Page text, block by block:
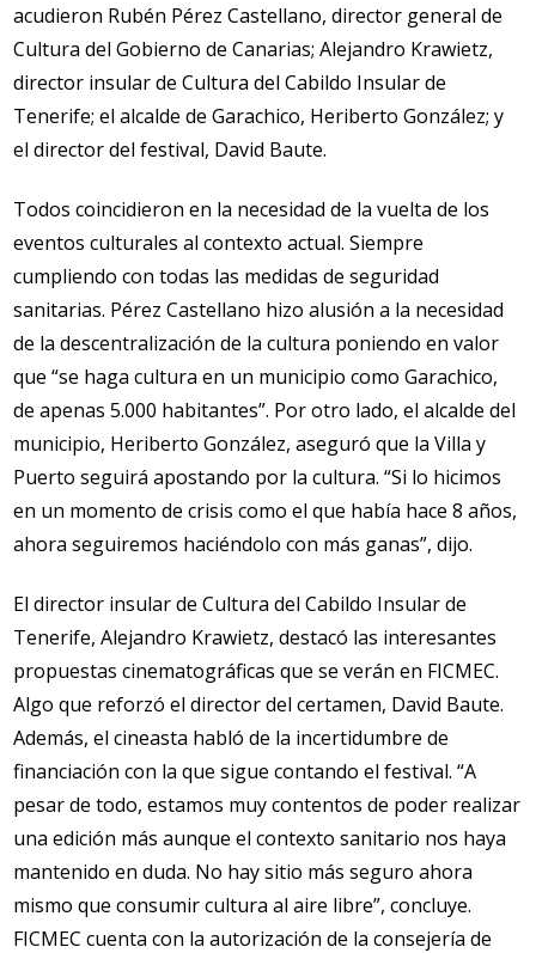
acudieron Rubén Pérez Castellano, director general de
Cultura del Gobierno de Canarias; Alejandro Krawietz,
director insular de Cultura del Cabildo Insular de
Tenerife; el alcalde de Garachico, Heriberto González; y
el director del festival, David Baute.
Todos coincidieron en la necesidad de la vuelta de los
eventos culturales al contexto actual. Siempre
cumpliendo con todas las medidas de seguridad
sanitarias. Pérez Castellano hizo alusión a la necesidad
de la descentralización de la cultura poniendo en valor
que “se haga cultura en un municipio como Garachico,
de apenas 5.000 habitantes”. Por otro lado, el alcalde del
municipio, Heriberto González, aseguró que la Villa y
Puerto seguirá apostando por la cultura. “Si lo hicimos
en un momento de crisis como el que había hace 8 años,
ahora seguiremos haciéndolo con más ganas”, dijo.
El director insular de Cultura del Cabildo Insular de
Tenerife, Alejandro Krawietz, destacó las interesantes
propuestas cinematográficas que se verán en FICMEC.
Algo que reforzó el director del certamen, David Baute.
Además, el cineasta habló de la incertidumbre de
financiación con la que sigue contando el festival. “A
pesar de todo, estamos muy contentos de poder realizar
una edición más aunque el contexto sanitario nos haya
mantenido en duda. No hay sitio más seguro ahora
mismo que consumir cultura al aire libre”, concluye.
FICMEC cuenta con la autorización de la consejería de